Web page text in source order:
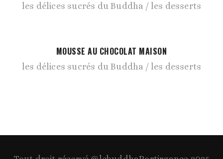
les délices sucrés du Buddha les desserts
MOUSSE AU CHOCOLAT MAISON
les délices sucrés du Buddha les desserts